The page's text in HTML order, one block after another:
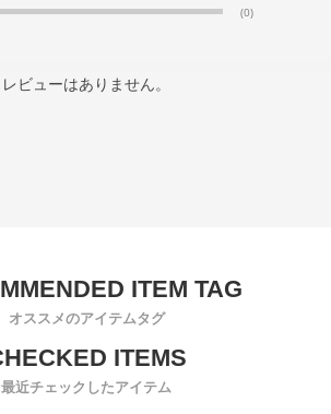
(0)
レビューはありません。
オススメのアイテムタグ
最近チェックしたアイテム